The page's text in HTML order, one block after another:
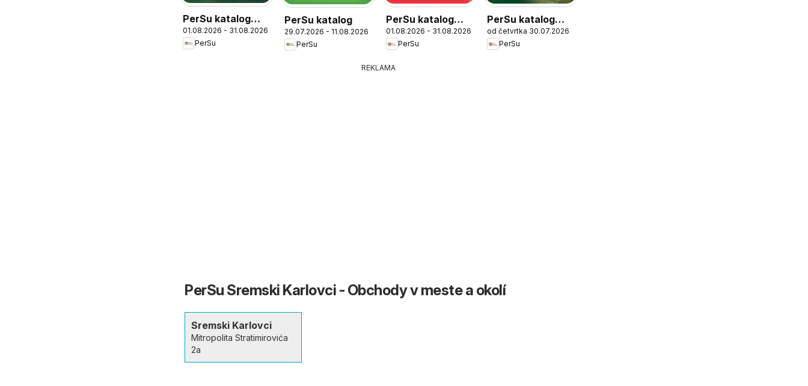
PerSu katalog
Back to School
01.08.2026 - 31.08.2026
PerSu
PerSu katalog
29.07.2026 - 11.08.2026
PerSu
PerSu katalog
Trajno niske cene
01.08.2026 - 31.08.2026
PerSu
PerSu katalog
Poruči i pokupi
od četvrtka 30.07.2026
PerSu
REKLAMA
PerSu Sremski Karlovci - Obchody v meste a okolí
Sremski Karlovci
Mitropolita Stratimirovića
2a